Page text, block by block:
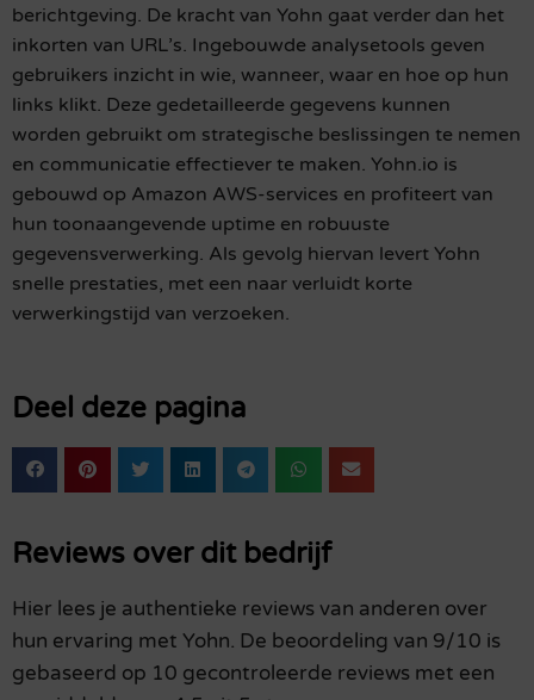
berichtgeving. De kracht van Yohn gaat verder dan het
inkorten van URL’s. Ingebouwde analysetools geven
gebruikers inzicht in wie, wanneer, waar en hoe op hun
links klikt. Deze gedetailleerde gegevens kunnen
worden gebruikt om strategische beslissingen te nemen
en communicatie effectiever te maken. Yohn.io is
gebouwd op Amazon AWS-services en profiteert van
hun toonaangevende uptime en robuuste
gegevensverwerking. Als gevolg hiervan levert Yohn
snelle prestaties, met een naar verluidt korte
verwerkingstijd van verzoeken.
Deel deze pagina
Reviews over dit bedrijf
Hier lees je authentieke reviews van anderen over
hun ervaring met Yohn. De beoordeling van 9/10 is
gebaseerd op 10 gecontroleerde reviews met een